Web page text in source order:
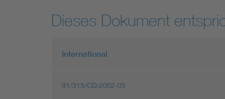
Dieses Dokument
International
91/315/CD:2002-05